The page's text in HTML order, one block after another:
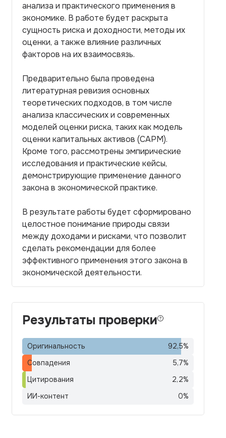
анализа и практического применения в
экономике. В работе будет раскрыта
сущность риска и доходности, методы их
оценки, а также влияние различных
факторов на их взаимосвязь.
Предварительно была проведена
литературная ревизия основных
теоретических подходов, в том числе
анализа классических и современных
моделей оценки риска, таких как модель
оценки капитальных активов (CAPM).
Кроме того, рассмотрены эмпирические
исследования и практические кейсы,
демонстрирующие применение данного
закона в экономической практике.
В результате работы будет сформировано
целостное понимание природы связи
между доходами и рисками, что позволит
сделать рекомендации для более
эффективного применения этого закона в
экономической деятельности.
Результаты проверки
Оригинальность 92,5%
Совпадения
5,7%
Цитирования
2,2%
ИИ-контент
0%